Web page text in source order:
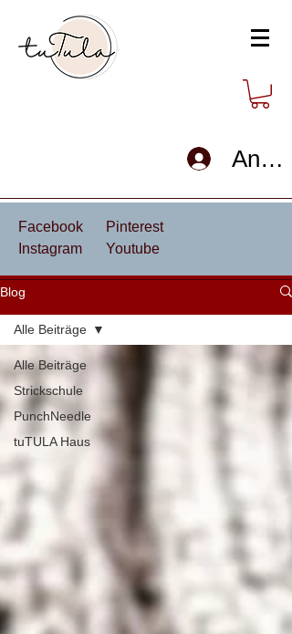
Facebook
Instagram
Pinterest
Youtube
Blog
Alle Beiträge
Strickschule
PunchNeedle
tuTULA Haus
Alle Beiträge